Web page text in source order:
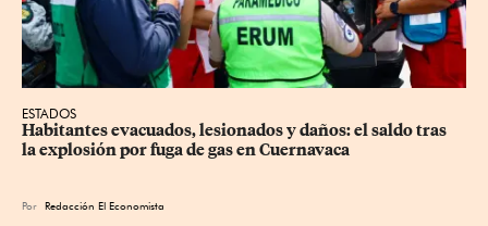
ESTADOS
Habitantes evacuados, lesionados y daños: el saldo tras
la explosión por fuga de gas en Cuernavaca
Por Redacción El Economista